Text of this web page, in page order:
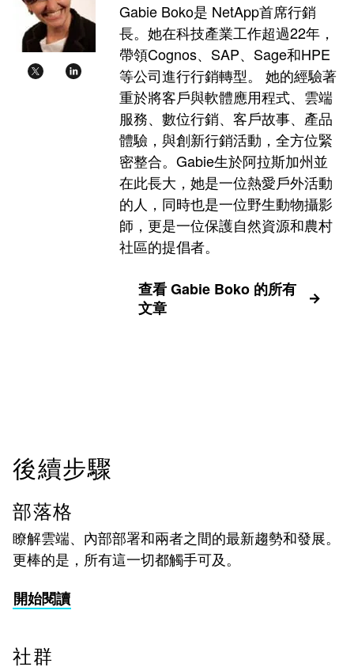
Gabie Boko是 NetApp首席行銷
長。她在科技產業工作超過22年，
帶領Cognos、SAP、Sage和HPE
等公司進行行銷轉型。 她的經驗著
重於將客戶與軟體應用程式、雲端
服務、數位行銷、客戶故事、產品
體驗，與創新行銷活動，全方位緊
密整合。Gabie生於阿拉斯加州並
在此長大，她是一位熱愛戶外活動
的人，同時也是一位野生動物攝影
師，更是一位保護自然資源和農村
社區的提倡者。
查看 Gabie Boko 的所有
文章
後續步驟
部落格
瞭解雲端、內部部署和兩者之間的最新趨勢和發展。
更棒的是，所有這一切都觸手可及。
開始閱讀
社群